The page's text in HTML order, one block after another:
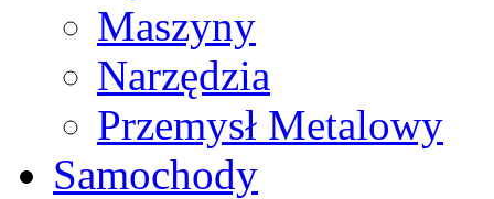
Maszyny
Narzędzia
Przemysł Metalowy
Samochody